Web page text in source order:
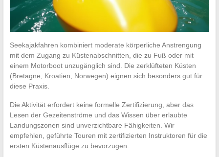
Seekajakfahren kombiniert moderate körperliche Anstrengung
mit dem Zugang zu Küstenabschnitten, die zu Fuß oder mit
einem Motorboot unzugänglich sind. Die zerklüfteten Küsten
(Bretagne, Kroatien, Norwegen) eignen sich besonders gut für
diese Praxis.
Die Aktivität erfordert keine formelle Zertifizierung, aber das
Lesen der Gezeitenströme und das Wissen über erlaubte
Landungszonen sind unverzichtbare Fähigkeiten. Wir
empfehlen, geführte Touren mit zertifizierten Instruktoren für die
ersten Küstenausflüge zu bevorzugen.